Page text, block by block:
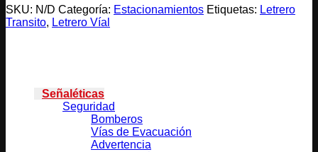
SKU: N/D Categoría: Estacionamientos Etiquetas: Letrero
Transito, Letrero Víal
Señaléticas
Seguridad
Bomberos
Vías de Evacuación
Advertencia